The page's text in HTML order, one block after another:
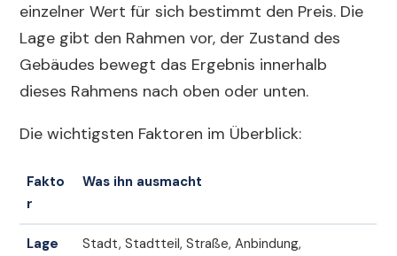
einzelner Wert für sich bestimmt den Preis. Die
Lage gibt den Rahmen vor, der Zustand des
Gebäudes bewegt das Ergebnis innerhalb
dieses Rahmens nach oben oder unten.
Die wichtigsten Faktoren im Überblick:
Fakto
r
Was ihn ausmacht
Lage
Stadt, Stadtteil, Straße, Anbindung,